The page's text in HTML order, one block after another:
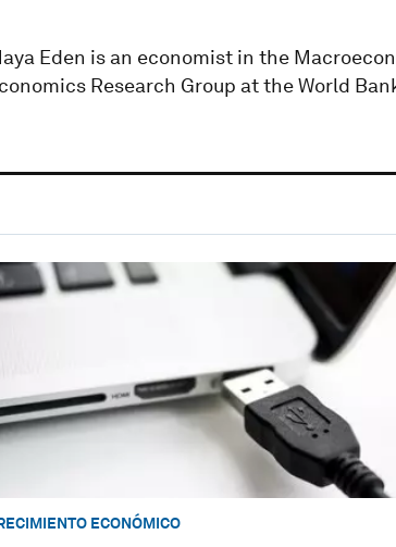
Eden is an economist in the
Research Group at the World
ECONÓMICO